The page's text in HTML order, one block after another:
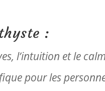
:
l’intuition et le
pour les